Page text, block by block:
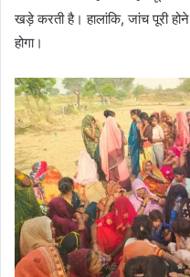
खड़े करती है। हालांकि, जांच पूरी
होगा।